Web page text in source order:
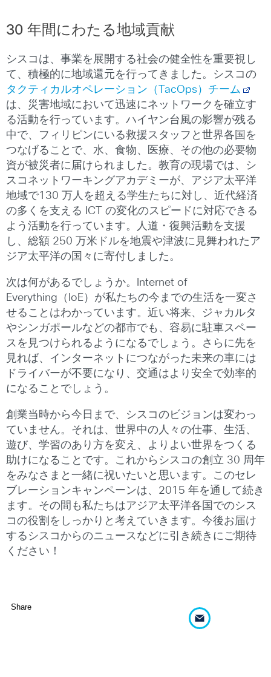
30 年間にわたる地域貢献
シスコは、事業を展開する社会の健全性を重要視し
て、積極的に地域還元を行ってきました。シスコの
タクティカルオペレーション（TacOps）チーム
は、災害地域において迅速にネットワークを確立す
る活動を行っています。ハイヤン台風の影響が残る
中で、フィリピンにいる救援スタッフと世界各国を
つなげることで、水、食物、医療、その他の必要物
資が被災者に届けられました。教育の現場では、シ
スコネットワーキングアカデミーが、アジア太平洋
地域で130 万人を超える学生たちに対し、近代経済
の多くを支える ICT の変化のスピードに対応できる
よう活動を行っています。人道・復興活動を支援
し、総額 250 万米ドルを地震や津波に見舞われたア
ジア太平洋の国々に寄付しました。
次は何があるでしょうか。Internet of
Everything（IoE）が私たちの今までの生活を一変さ
せることはわかっています。近い将来、ジャカルタ
やシンガポールなどの都市でも、容易に駐車スペー
スを見つけられるようになるでしょう。さらに先を
見れば、インターネットにつながった未来の車には
ドライバーが不要になり、交通はより安全で効率的
になることでしょう。
創業当時から今日まで、シスコのビジョンは変わっ
ていません。それは、世界中の人々の仕事、生活、
遊び、学習のあり方を変え、よりよい世界をつくる
助けになることです。これからシスコの創立 30 周年
をみなさまと一緒に祝いたいと思います。このセレ
ブレーションキャンペーンは、2015 年を通して続き
ます。その間も私たちはアジア太平洋各国でのシス
コの役割をしっかりと考えていきます。今後お届け
するシスコからのニュースなどに引き続きにご期待
ください！
Share